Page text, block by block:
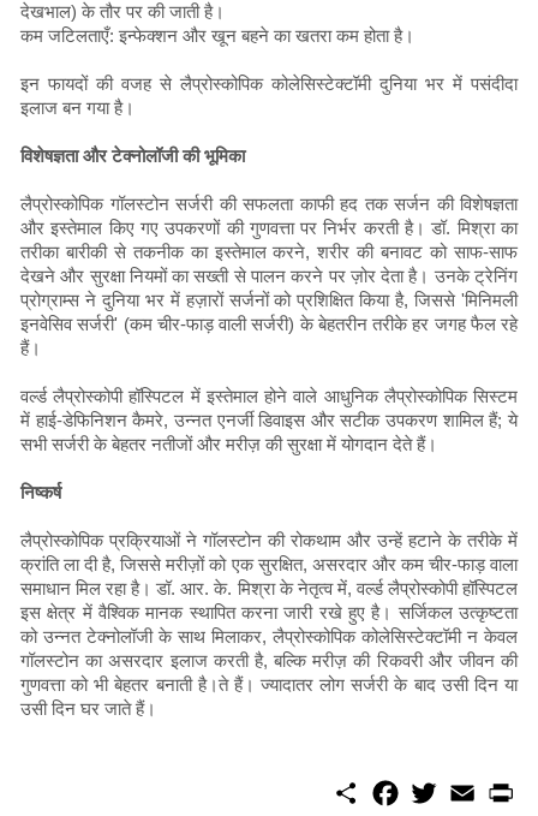
देखभाल) के तौर पर की जाती है।
कम जटिलताएँ: इन्फेक्शन और खून बहने का खतरा कम होता है।
इन फायदों की वजह से लैप्रोस्कोपिक कोलेसिस्टेक्टॉमी दुनिया भर में पसंदीदा
इलाज बन गया है।
विशेषज्ञता और टेक्नोलॉजी की भूमिका
लैप्रोस्कोपिक गॉलस्टोन सर्जरी की सफलता काफी हद तक सर्जन की विशेषज्ञता
और इस्तेमाल किए गए उपकरणों की गुणवत्ता पर निर्भर करती है। डॉ. मिश्रा का
तरीका बारीकी से तकनीक का इस्तेमाल करने, शरीर की बनावट को साफ-साफ
देखने और सुरक्षा नियमों का सख्ती से पालन करने पर ज़ोर देता है। उनके ट्रेनिंग
प्रोग्राम्स ने दुनिया भर में हज़ारों सर्जनों को प्रशिक्षित किया है, जिससे 'मिनिमली
इनवेसिव सर्जरी' (कम चीर-फाड़ वाली सर्जरी) के बेहतरीन तरीके हर जगह फैल रहे
हैं।
वर्ल्ड लैप्रोस्कोपी हॉस्पिटल में इस्तेमाल होने वाले आधुनिक लैप्रोस्कोपिक सिस्टम
में हाई-डेफिनिशन कैमरे, उन्नत एनर्जी डिवाइस और सटीक उपकरण शामिल हैं; ये
सभी सर्जरी के बेहतर नतीजों और मरीज़ की सुरक्षा में योगदान देते हैं।
निष्कर्ष
लैप्रोस्कोपिक प्रक्रियाओं ने गॉलस्टोन की रोकथाम और उन्हें हटाने के तरीके में
क्रांति ला दी है, जिससे मरीज़ों को एक सुरक्षित, असरदार और कम चीर-फाड़ वाला
समाधान मिल रहा है। डॉ. आर. के. मिश्रा के नेतृत्व में, वर्ल्ड लैप्रोस्कोपी हॉस्पिटल
इस क्षेत्र में वैश्विक मानक स्थापित करना जारी रखे हुए है। सर्जिकल उत्कृष्टता
को उन्नत टेक्नोलॉजी के साथ मिलाकर, लैप्रोस्कोपिक कोलेसिस्टेक्टॉमी न केवल
गॉलस्टोन का असरदार इलाज करती है, बल्कि मरीज़ की रिकवरी और जीवन की
गुणवत्ता को भी बेहतर बनाती है।ते हैं। ज्यादातर लोग सर्जरी के बाद उसी दिन या
उसी दिन घर जाते हैं।
S
w
m